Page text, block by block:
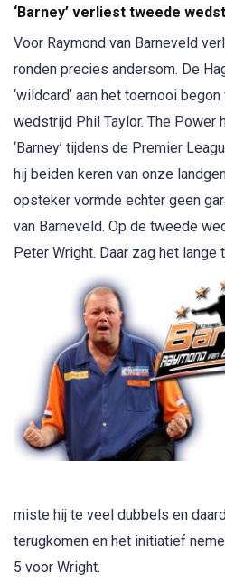
‘Barney’ verliest tweede
Voor Raymond van Barneveld
ronden precies andersom. De
‘wildcard’ aan het toernooi
wedstrijd Phil Taylor. The
‘Barney’ tijdens de Premier
hij beiden keren van onze
opsteker vormde echter geen
van Barneveld. Op de tweede
Peter Wright. Daar zag het lange
miste hij te veel dubbels en
terugkomen en het initiatief
5 voor Wright.